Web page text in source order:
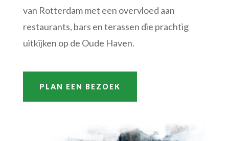
van Rotterdam met een overvloed aan
restaurants, bars en terassen die prachtig
uitkijken op de Oude Haven.
PLAN EEN BEZOEK